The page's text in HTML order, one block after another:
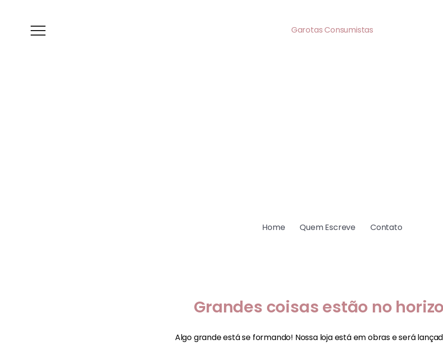
Garotas Consumistas
Home Quem Escreve Contato
Grandes coisas estão no
Algo grande está se formando! Nossa loja está em obras e será